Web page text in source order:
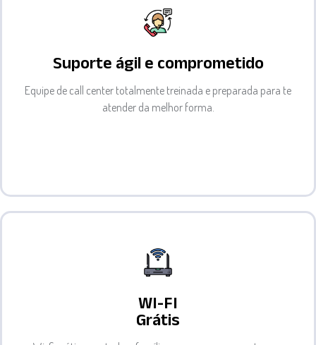
Suporte ágil e comprometido
Equipe de call center totalmente treinada e preparada para te
atender da melhor forma.
WI-FI
Grátis